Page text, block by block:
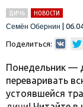
ДИЧЬ
НОВОСТИ
Семён Обернин
Поделиться:
Понедельник —
переваривать
устоявшейся